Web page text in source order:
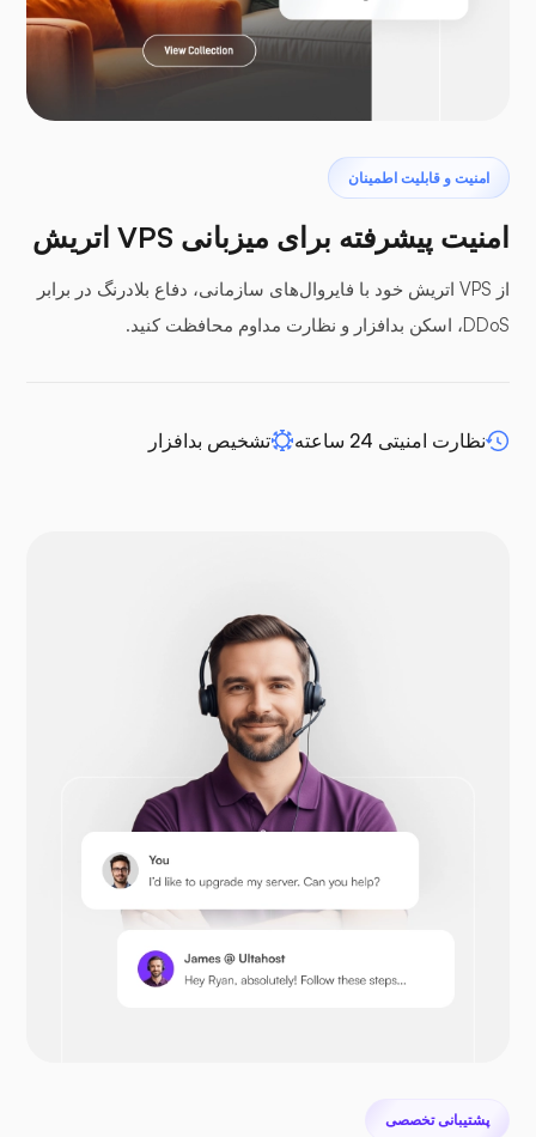
پتروداکتیل
پنل‌های بافر
اوپن‌کارت
امنیت و قابلیت اطمینان
امنیت پیشرفته برای میزبانی VPS اتریش
از VPS اتریش خود با فایروال‌های سازمانی، دفاع بلادرنگ در برابر
DDoS، اسکن بدافزار و نظارت مداوم محافظت کنید.
نظارت امنیتی 24 ساعته تشخیص بدافزار
پشتیبانی تخصصی